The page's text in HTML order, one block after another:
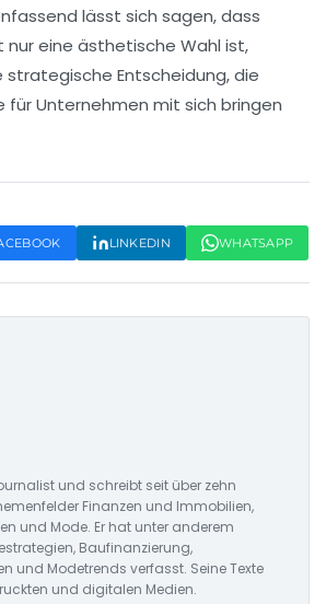
lässt sich sagen, dass
nur eine ästhetische Wahl ist,
strategische Entscheidung, die
für Unternehmen mit sich bringen
LINKEDIN WHATSAPP
und schreibt seit über zehn
Finanzen und Immobilien,
und Mode. Er hat unter anderem
Baufinanzierung,
und Modetrends verfasst. Seine Texte
und digitalen Medien.